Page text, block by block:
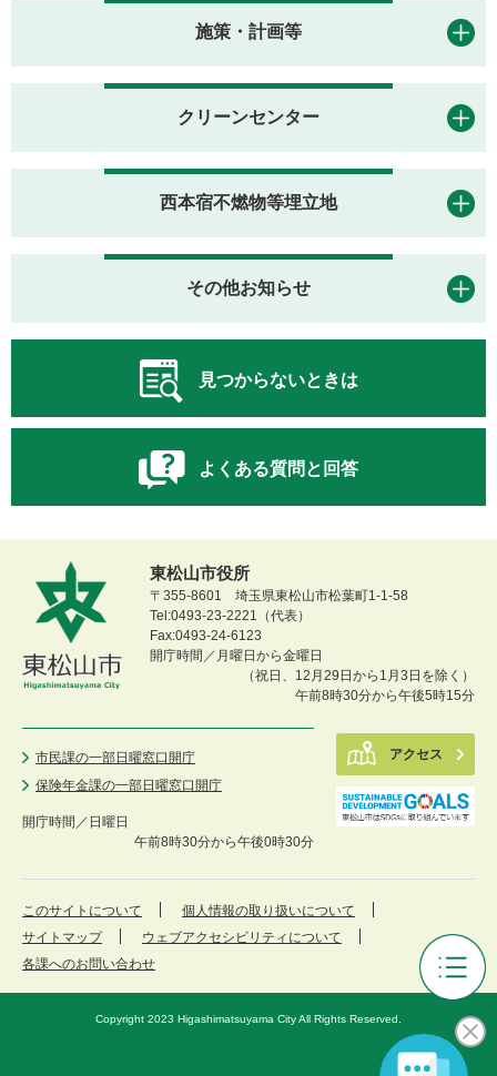
ご
み・
サ
イ
施策・計画等
クリーンセンター
西本宿不燃物等埋立地
その他お知らせ
見つからないときは
よくある質問と回答
東松山市役所
〒355-8601 埼玉県東松山市松葉町1-1-58
Tel:0493-23-2221（代表）
Fax:0493-24-6123
開庁時間／月曜日から金曜日
（祝日、12月29日から1月3日を除く）
午前8時30分から午後5時15分
市民課の一部日曜窓口開庁
保険年金課の一部日曜窓口開庁
開庁時間／ 日曜日
午前8時30分から午後0時30分
アクセス
このサイトについて
個人情報の取り扱いについて
サイトマップ
ウェブアクセシビリティについて
各課へのお問い合わせ
Copyright 2023 Higashimatsuyama City All Rights Reserved.